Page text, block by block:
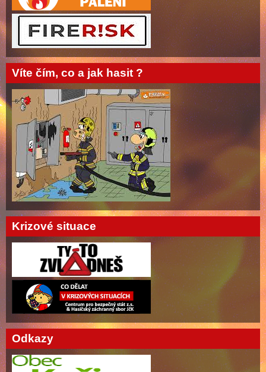
Víte čím, co a jak hasit ?
Krizové situace
Odkazy